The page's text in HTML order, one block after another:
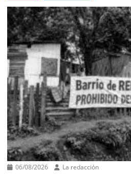
06/08/2026 La redacción